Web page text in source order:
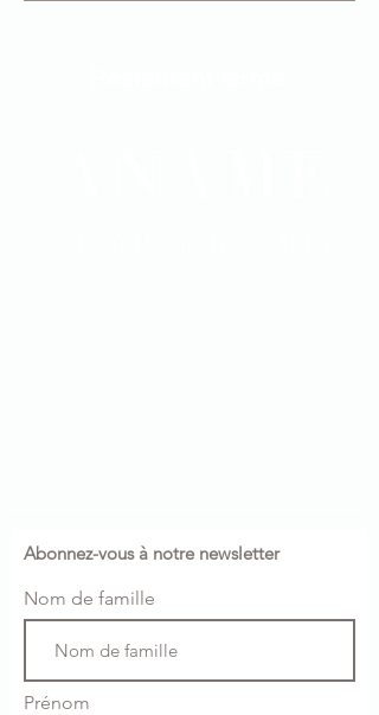
Abonnez-vous à notre newsletter
Nom de famille
Prénom